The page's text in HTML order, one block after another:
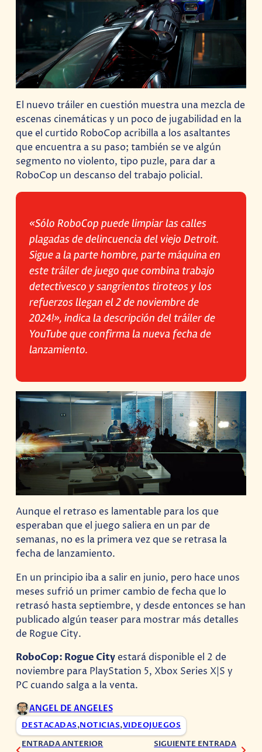
El nuevo tráiler en cuestión muestra una mezcla de
escenas cinemáticas y un poco de jugabilidad en la
que el curtido RoboCop acribilla a los asaltantes
que encuentra a su paso; también se ve algún
segmento no violento, tipo puzle, para dar a
RoboCop un descanso del trabajo policial.
«Sólo RoboCop puede limpiar las calles
plagadas de delincuencia del viejo Detroit.
Sigue a la parte hombre, parte máquina en
este tráiler de juego que combina trabajo
detectivesco y sangrientos tiroteos y los
refuerzos llegan el 2 de noviembre de
2024!», indica la descripción del tráiler de
YouTube que confirma la nueva fecha de
lanzamiento.
Aunque el retraso es lamentable para los que
esperaban que el juego saliera en un par de
semanas, no es la primera vez que se retrasa la
fecha de lanzamiento.
En un principio iba a salir en junio, pero hace unos
meses sufrió un primer cambio de fecha que lo
retrasó hasta septiembre, y desde entonces se han
publicado algún teaser para mostrar más detalles
de Rogue City.
RoboCop: Rogue Cityestará disponible el 2 de
noviembre para PlayStation 5, Xbox Series X|S y
PC cuando salga a la venta.
ANGEL DE ANGELES
DESTACADAS,NOTICIAS,VIDEOJUEGOS
ENTRADA ANTERIOR
SIGUIENTE ENTRADA